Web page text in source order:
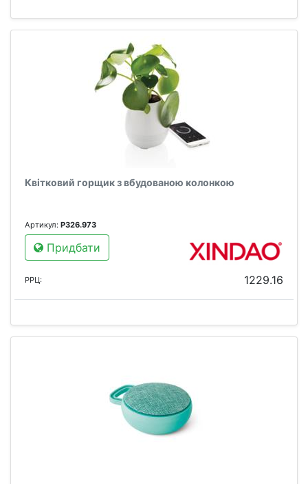
Квітковий горщик з вбудованою колонкою
Артикул: P326.973
Придбати
РРЦ: 1229.16